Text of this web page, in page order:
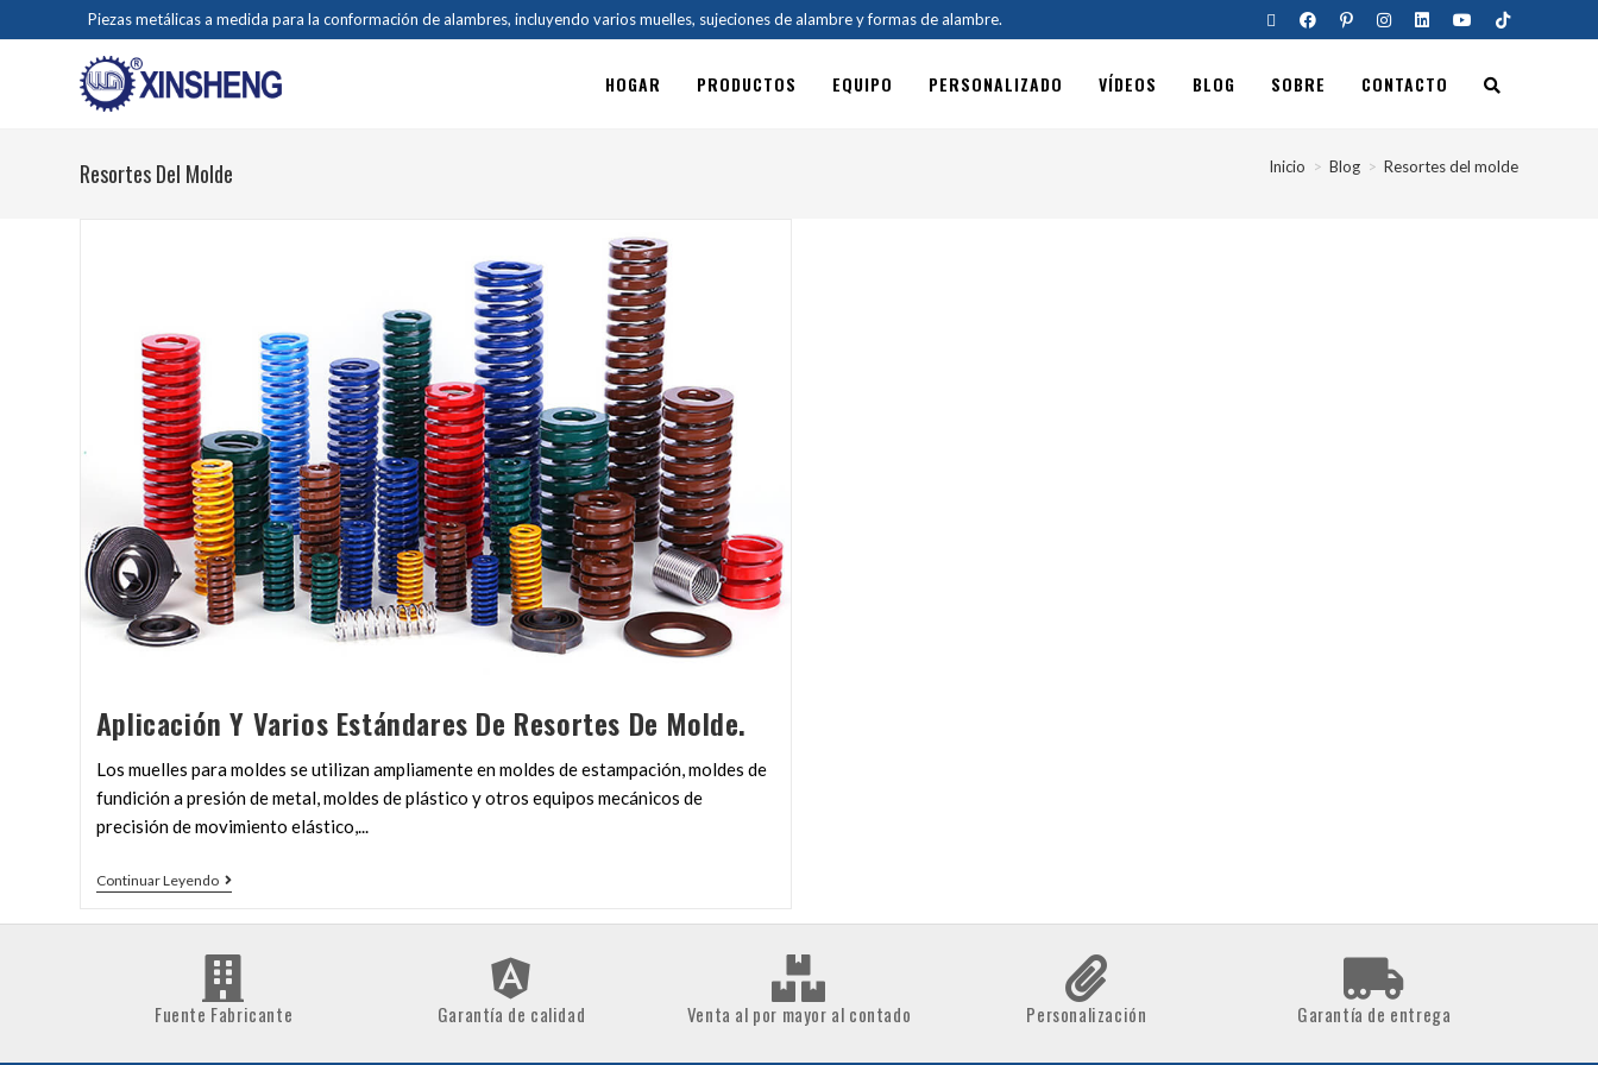
Piezas metálicas a medida para la conformación de alambres, incluyendo varios muelles, sujeciones de alambre y formas de alambre.
HOGAR PRODUCTOS EQUIPO PERSONALIZADO VÍDEOS BLOG SOBRE CONTACTO
Resortes Del Molde Inicio > Blog > Resortes del molde
Aplicación Y Varios Estándares De Resortes De Molde.
Los muelles para moldes se utilizan ampliamente en moldes de estampación, moldes de
fundición a presión de metal, moldes de plástico y otros equipos mecánicos de
precisión de movimiento elástico,...
Continuar Leyendo
Fuente Fabricante Garantía de calidad Venta al por mayor al contado Personalización Garantía de entrega